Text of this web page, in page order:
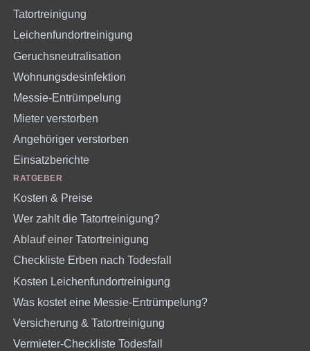
Tatortreinigung
Leichenfundortreinigung
Geruchsneutralisation
Wohnungsdesinfektion
Messie-Entrümpelung
Mieter verstorben
Angehöriger verstorben
Einsatzberichte
RATGEBER
Kosten & Preise
Wer zahlt die Tatortreinigung?
Ablauf einer Tatortreinigung
Checkliste Erben nach Todesfall
Kosten Leichenfundortreinigung
Was kostet eine Messie-Entrümpelung?
Versicherung & Tatortreinigung
Vermieter-Checkliste Todesfall